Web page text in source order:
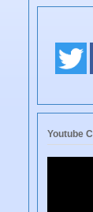
Youtube